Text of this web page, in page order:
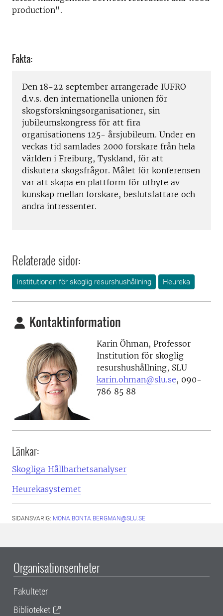
production".
Fakta:
Den 18-22 september arrangerade IUFRO
d.v.s. den internationella unionen för
skogsforskningsorganisationer, sin
jubileumskongress för att fira
organisationens 125- årsjubileum. Under en
veckas tid samlades 2000 forskare från hela
världen i Freiburg, Tyskland, för att
diskutera skogsfrågor. Målet för konferensen
var att skapa en plattform för utbyte av
kunskap mellan forskare, beslutsfattare och
andra intressenter.
Relaterade sidor:
Institutionen för skoglig resurshushållning Heureka
Kontaktinformation
Karin Öhman, Professor
Institution för skoglig
resurshushållning, SLU
karin.ohman@slu.se, 090-
786 85 88
Länkar:
Skogliga Hållbarhetsanalyser
Heurekasystemet
SIDANSVARIG: MONA.BONTA.BERGMAN@SLU.SE
Organisationsenheter
Fakulteter
Biblioteket